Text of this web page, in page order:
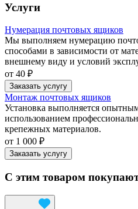
Услуги
Нумерация почтовых ящиков
Мы выполняем нумерацию
способами в зависимости от
внешнему виду и условий
от 40 ₽
Заказать услугу
Монтаж почтовых ящиков
Установка выполняется
использованием
крепежных материалов.
от 1 000 ₽
Заказать услугу
С этим товаром